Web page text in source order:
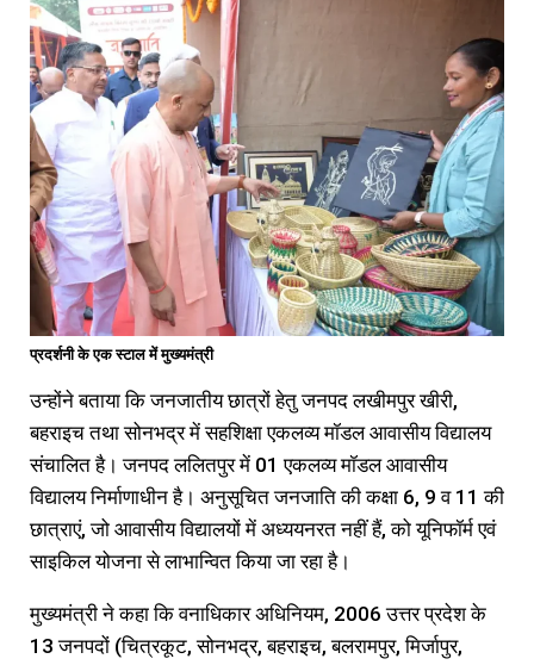
प्रदर्शनी के एक स्टाल में मुख्यमंत्री
उन्होंने बताया कि जनजातीय छात्रों हेतु जनपद लखीमपुर खीरी,
बहराइच तथा सोनभद्र में सहशिक्षा एकलव्य मॉडल आवासीय विद्यालय
संचालित है। जनपद ललितपुर में 01 एकलव्य मॉडल आवासीय
विद्यालय निर्माणाधीन है। अनुसूचित जनजाति की कक्षा 6, 9 व 11 की
छात्राएं, जो आवासीय विद्यालयों में अध्ययनरत नहीं हैं, को यूनिफॉर्म एवं
साइकिल योजना से लाभान्वित किया जा रहा है।
मुख्यमंत्री ने कहा कि वनाधिकार अधिनियम, 2006 उत्तर प्रदेश के
13 जनपदों (चित्रकूट, सोनभद्र, बहराइच, बलरामपुर, मिर्जापुर,